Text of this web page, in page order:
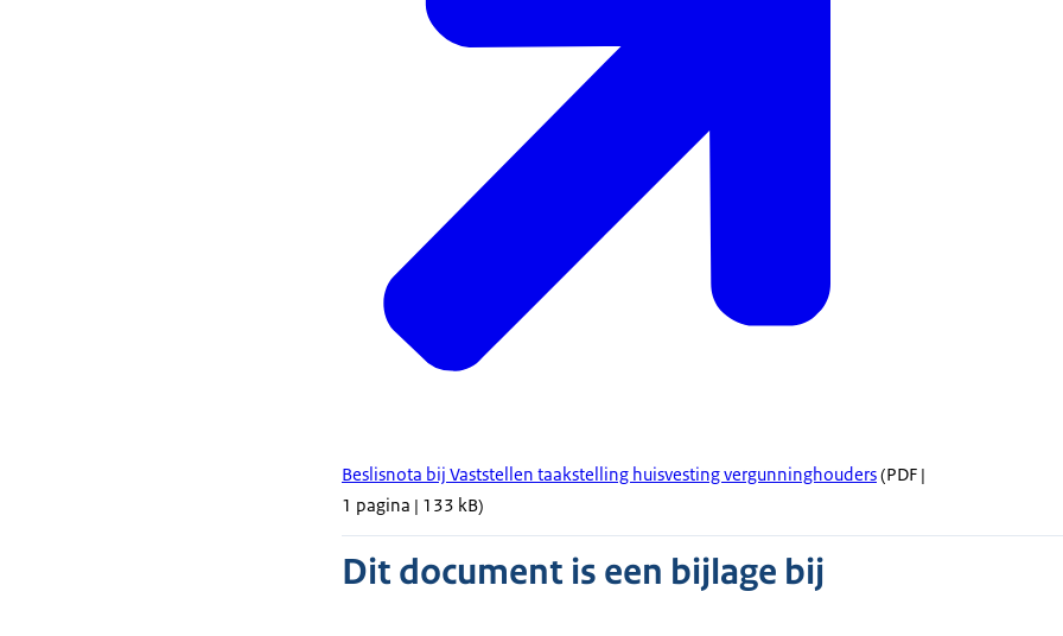
Beslisnota bij Vaststellen taakstelling huisvesting vergunninghouders(PDF |
1 pagina | 133 kB)
Dit document is een bijlage bij